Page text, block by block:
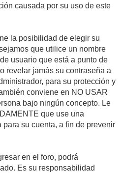
causada por su uso de este
la posibilidad de elegir su
que utilice un nombre
usuario que está a punto de
revelar jamás su contraseña a
para su protección y
conviene en NO USAR
bajo ningún concepto. Le
que use una
su cuenta, a fin de prevenir
en el foro, podrá
Es su responsabilidad